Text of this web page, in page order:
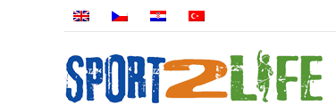
HAKKIMIZDA